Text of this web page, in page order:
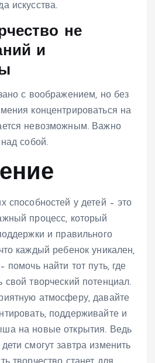
искусства.
не
и
с воображением, но без
концентрироваться на
невозможным. Важно
собой.
способностей у детей – это
процесс, который
и правильного
каждый ребенок уникален,
помочь найти тот путь, где
свой творческий потенциал.
атмосферу, давайте
поддерживайте и
на новые открытия. Ведь
смогут завтра изменить